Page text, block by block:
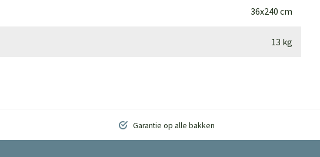
36x240 cm
13 kg
Garantie op alle bakken